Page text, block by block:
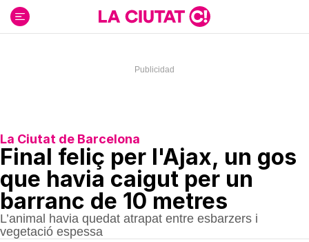
contenido
La Ciutat de Barcelona
Final feliç per l'Ajax, un gos
que havia caigut per un
barranc de 10 metres
L’animal havia quedat atrapat entre esbarzers i
vegetació espessa